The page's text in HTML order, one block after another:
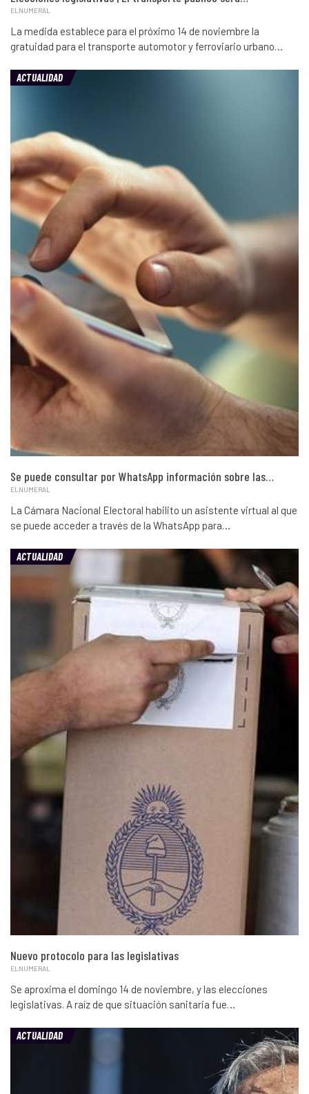
ELNUMERAL
La medida establece para el próximo 14 de noviembre la
gratuidad para el transporte automotor y ferroviario urbano…
ACTUALIDAD
Se puede consultar por WhatsApp información sobre las…
ELNUMERAL
La Cámara Nacional Electoral habilito un asistente virtual al que
se puede acceder a través de la WhatsApp para…
ACTUALIDAD
Nuevo protocolo para las legislativas
ELNUMERAL
Se aproxima el domingo 14 de noviembre, y las elecciones
legislativas. A raíz de que situación sanitaria fue…
ACTUALIDAD